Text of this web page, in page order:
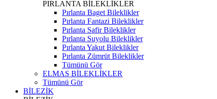
PIRLANTA BİLEKLİKLER
Pırlanta Baget Bileklikler
Pırlanta Fantazi Bileklikler
Pırlanta Safir Bileklikler
Pırlanta Suyolu Bileklikler
Pırlanta Yakut Bileklikler
Pırlanta Zümrüt Bileklikler
Tümünü Gör
ELMAS BİLEKLİKLER
Tümünü Gör
BİLEZİK